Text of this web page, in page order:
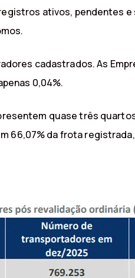
ativos, pendentes e
cadastrados. As
0,04%.
quase três
66,07% da frota